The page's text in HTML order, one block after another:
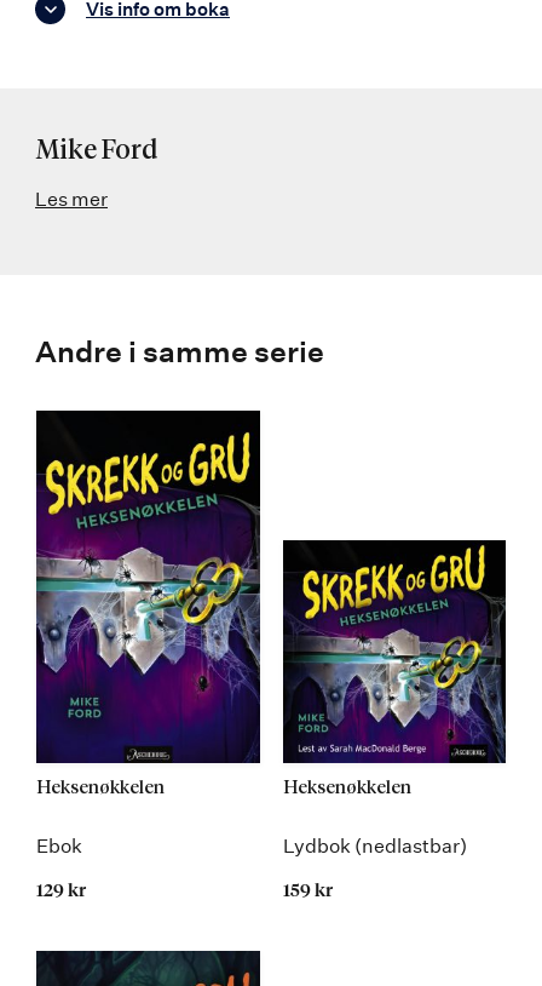
Vis info om boka
Mike Ford
Les mer
Andre i samme serie
Heksenøkkelen
Ebok
129 kr
Heksenøkkelen
Lydbok (nedlastbar)
159 kr